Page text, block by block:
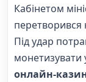
Кабінетом
Під удар
монетизувати
онлайн-